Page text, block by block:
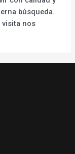
búsqueda.
visita nos